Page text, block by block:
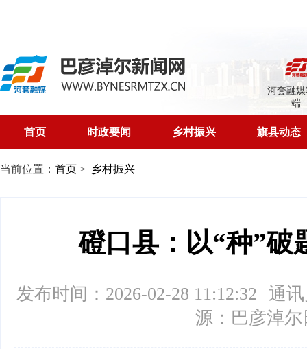
河套融
端
首页 时政要闻 乡村振兴 旗县动态
当前位置： 首页 > 乡村振兴
磴口县：以“种”破
发布时间：2026-02-28 11:12:32
通
源：巴彦淖尔